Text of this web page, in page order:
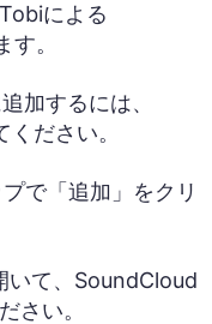
による
。
加するには、
ださい。
で「追加」をクリ
いて、SoundCloud
さい。